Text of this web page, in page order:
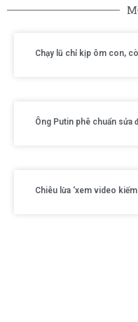
Chạy lũ chỉ kịp ôm con,
Ông Putin phê chuẩn sửa
Chiêu lừa ‘xem video kiếm